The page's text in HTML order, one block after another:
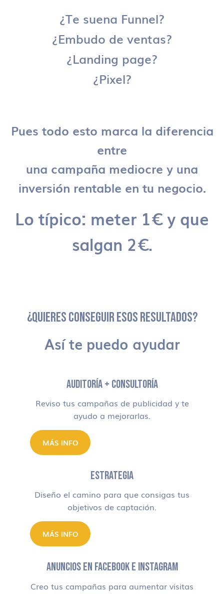
¿Te suena Funnel?
¿Embudo de ventas?
¿Landing page?
¿Pixel?
Pues todo esto marca la diferencia
entre
una campaña mediocre y una
inversión rentable en tu negocio.
Lo típico: meter 1€ y que
salgan 2€.
¿QUIERES CONSEGUIR ESOS RESULTADOS?
Así te puedo ayudar
AUDITORÍA + CONSULTORÍA
Reviso tus campañas de publicidad y te
ayudo a mejorarlas.
MÁS INFO
ESTRATEGIA
Diseño el camino para que consigas tus
objetivos de captación.
MÁS INFO
ANUNCIOS EN FACEBOOK E INSTAGRAM
Creo tus campañas para aumentar visitas